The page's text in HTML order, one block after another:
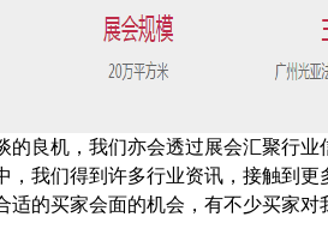
良机，我们亦会透过展会汇聚行业
我们得到许多行业资讯，接触到更
的买家会面的机会，有不少买家对